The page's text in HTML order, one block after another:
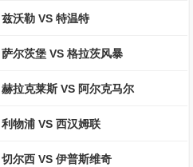
兹沃勒 VS 特温特
萨尔茨堡 VS 格拉茨风暴
赫拉克莱斯 VS 阿尔克马尔
利物浦 VS 西汉姆联
切尔西 VS 伊普斯维奇